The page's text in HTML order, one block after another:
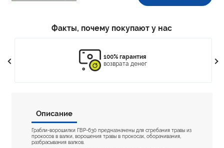
Факты, почему покупают у нас
100% гарантия
возврата денег
Описание
Грабли-ворошилки ГВР-630 предназначены для сгребания травы из
прокосов в валки, ворошения травы в прокосах, оборачивания,
разбрасывания валков.